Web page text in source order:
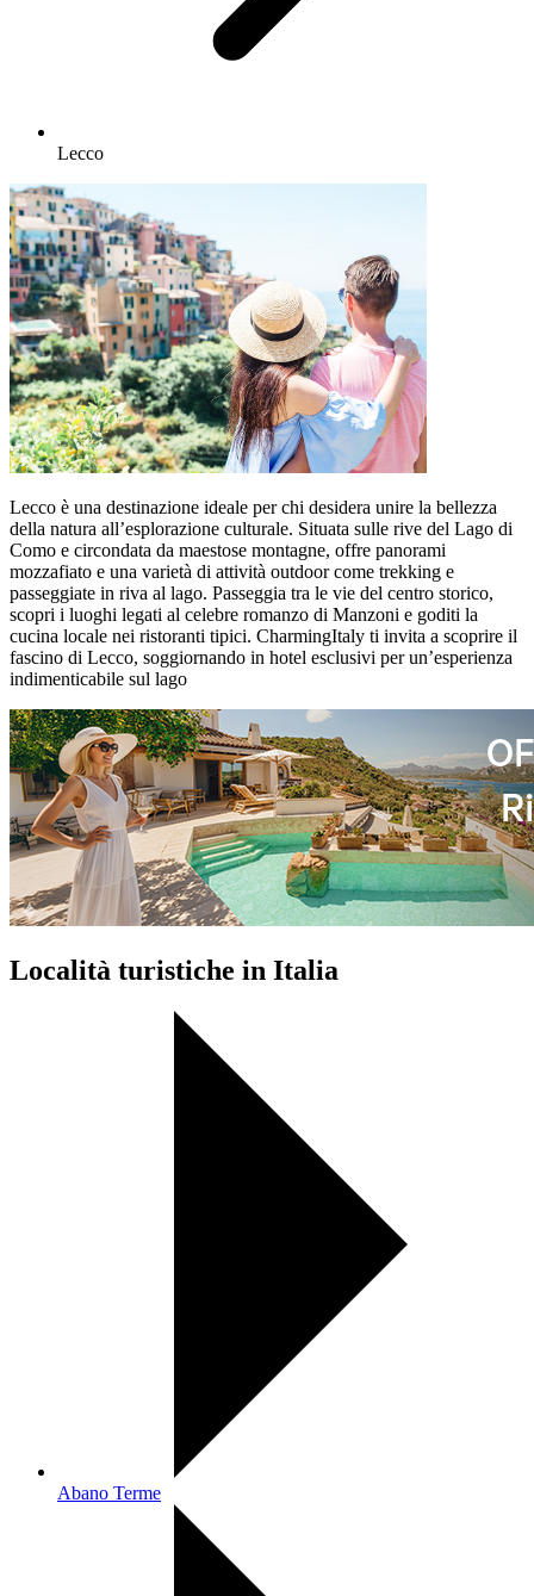
Lecco
Lecco è una destinazione ideale per chi desidera unire la bellezza
della natura all’esplorazione culturale. Situata sulle rive del Lago di
Como e circondata da maestose montagne, offre panorami
mozzafiato e una varietà di attività outdoor come trekking e
passeggiate in riva al lago. Passeggia tra le vie del centro storico,
scopri i luoghi legati al celebre romanzo di Manzoni e goditi la
cucina locale nei ristoranti tipici. CharmingItaly ti invita a scoprire il
fascino di Lecco, soggiornando in hotel esclusivi per un’esperienza
indimenticabile sul lago
Località turistiche in Italia
Abano Terme